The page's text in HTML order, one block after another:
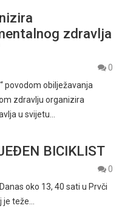
zdravlja
0
povodom obilježavanja
zdravlju organizira
u svijetu…
BICIKLIST
0
oko 13, 40 sati u Prvči
teže…